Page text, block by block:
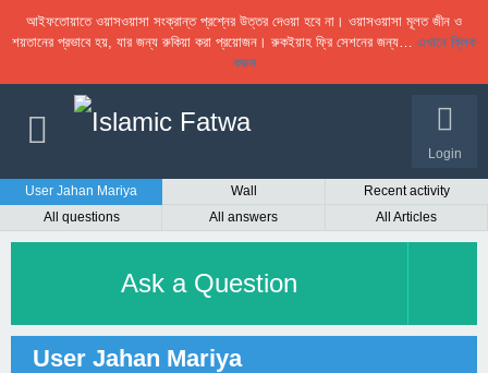
আইফতোয়াতে ওয়াসওয়াসা সংক্রান্ত প্রশ্নের উত্তর দেওয়া হবে না। ওয়াসওয়াসা মূলত জীন ও
শয়তানের প্রভাবে হয়, যার জন্য রুকিয়া করা প্রয়োজন। রুকইয়াহ ফ্রি সেশনের জন্য… এখানে ক্লিক
করুন
Login
User Jahan Mariya Wall
Recent activity
All questions
All answers All Articles
Ask a Question
User Jahan Mariya